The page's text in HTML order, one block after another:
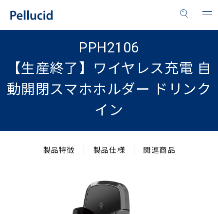
PPH2106
【生産終了】ワイヤレス充電 自
動開閉スマホホルダー ドリンク
イン
製品特徴 製品仕様 関連商品